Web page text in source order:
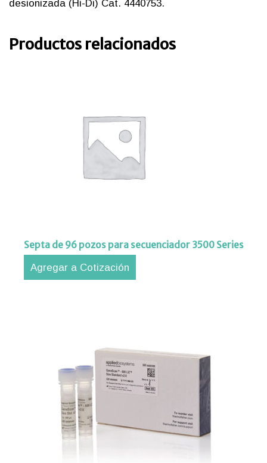
desionizada (Hi-Di) Cat. 4440753.
Productos relacionados
Septa de 96 pozos para secuenciador 3500 Series
Agregar a Cotización